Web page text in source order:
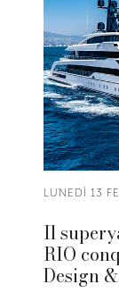
LUNEDÌ 13
Il
RIO
Design